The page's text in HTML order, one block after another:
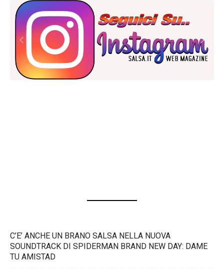
C’E’ ANCHE UN BRANO SALSA NELLA NUOVA
SOUNDTRACK DI SPIDERMAN BRAND NEW DAY: DAME
TU AMISTAD